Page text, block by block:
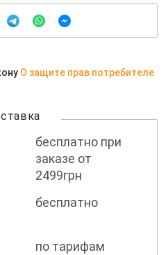
О защите прав потребителе
бесплатно при
заказе от
2499грн
бесплатно
по тарифам